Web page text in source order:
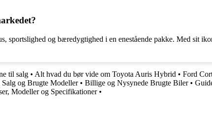
sportslighed og bæredygtighed i en enestående pakke. Med sit
til salg • Alt hvad du bør vide om Toyota Auris Hybrid • Ford
og Brugte Modeller• Billige og Nysynede Brugte Biler•
Modeller og Specifikationer•